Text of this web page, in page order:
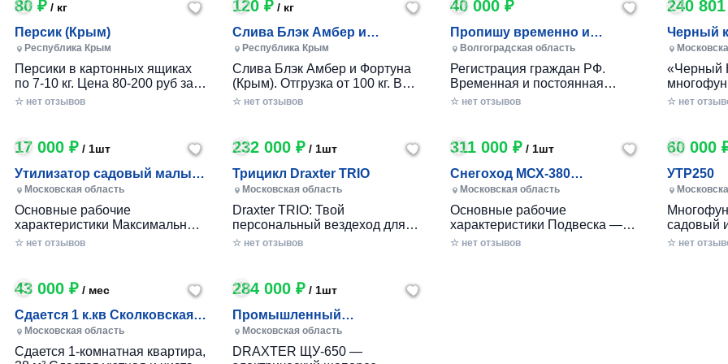
80 ₽ / кг
Персик (Крым)
Республика Крым
Персики в картонных ящиках
по 7-10 кг. Цена 80-200 руб за 1
кг в зависимости от размера и
☆ нет отзывов
120 ₽/ кг
Слива Блэк Амбер и
Фортуна (Крым)
Республика Крым
Слива Блэк Амбер и Фортуна
(Крым). Отгрузка от 100 кг. В
картонном ящике по 7-10 кг.
☆ нет отзывов
40 000 ₽
Пропишу временно и
постоянно в Волжском
Волгоградская область
Регистрация граждан РФ.
Временная и постоянная
официально через мфц.
☆ нет отзывов
240
Черный
«Черный
колесный
садами и
стильный
☆ нет
17 000 ₽ / 1шт
Утилизатор садовый малый
(УСМ)
Московская область
Основные рабочие
характеристики Максимальный
размер переработки
ножей — Сталь 65Г Габариты
Вес станка, кг — до 25 Длина
ножа, мм — 80 Размеры (дл х
шир х выс), мм. — 360х360х680
100x50
☆ нет отзывов
232 000 ₽/ 1шт
Трицикл Draxter TRIO
Московская область
Draxter TRIO: Твой
персональный вездеход для
приключений и развлечений!
развлечений? • Вездеходные
возможности: Проходимость, о
которой ты мог только мечтать!
Легко преодолевай песок,
поверхности. • Неповторимый
☆ нет отзывов
311 000 ₽/ 1шт
Снегоход МСХ-380
(20л.с.-11А-РС, Вариатор,
Long (П
Московская область
Основные рабочие
характеристики Подвеска —
Катковая Максимальная
☆ нет отзывов
60 000
УТР250
садовый
☆ нет
43 000 ₽ / мес
Сдается 1 к.кв Сколковская 1
Б, МО
Московская область
Сдается 1-комнатная квартира,
284 000 ₽/ 1шт
Промышленный
измельчитель веток
DRAXTER УЩ-650, 22
Московская область
DRAXTER ЩУ-650 —